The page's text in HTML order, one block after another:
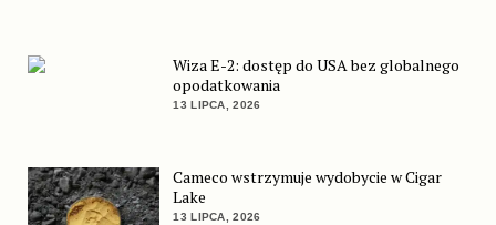
Wiza E-2: dostęp do USA bez globalnego
opodatkowania
13 LIPCA, 2026
Cameco wstrzymuje wydobycie w Cigar
Lake
13 LIPCA, 2026